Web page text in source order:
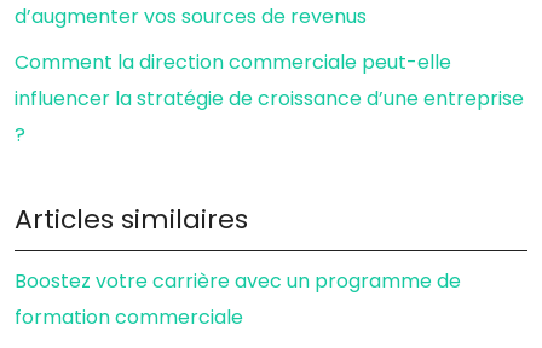
d’augmenter vos sources de revenus
Comment la direction commerciale peut-elle
influencer la stratégie de croissance d’une entreprise
?
Articles similaires
Boostez votre carrière avec un programme de
formation commerciale